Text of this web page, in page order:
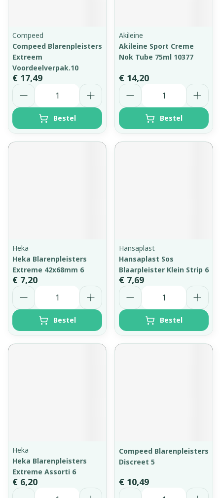
Compeed
Compeed Blarenpleisters
Extreem
Voordeelverpak.10
€ 17,49
Aantal
Bestel
Akileine
Akileine Sport Creme
Nok Tube 75ml 10377
€ 14,20
Aantal
Bestel
Heka
Heka Blarenpleisters
Extreme 42x68mm 6
€ 7,20
Aantal
Bestel
Hansaplast
Hansaplast Sos
Blaarpleister Klein Strip 6
€ 7,69
Aantal
Bestel
Heka
Heka Blarenpleisters
Extreme Assorti 6
€ 6,20
Aantal
Compeed Blarenpleisters
Discreet 5
€ 10,49
Aantal